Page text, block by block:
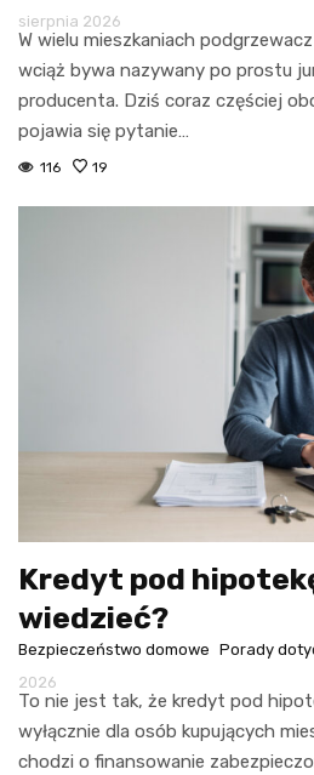
sierpnia 2026
W wielu mieszkaniach
wciąż bywa nazywany po prostu
producenta. Dziś coraz częściej
pojawia się pytanie…
116 19
Kredyt pod
wiedzieć?
Bezpieczeństwo domowe Porady
2026
To nie jest tak, że kredyt pod
wyłącznie dla osób kupujących
chodzi o finansowanie